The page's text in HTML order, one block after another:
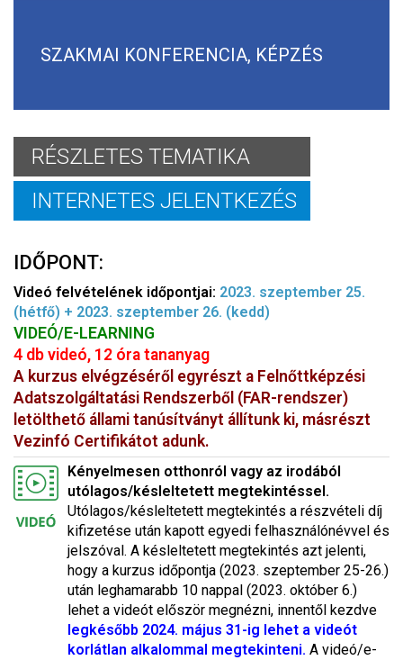
SZAKMAI KONFERENCIA, KÉPZÉS
RÉSZLETES TEMATIKA
INTERNETES JELENTKEZÉS
IDŐPONT:
Videó felvételének időpontjai: 2023. szeptember 25.
(hétfő) + 2023. szeptember 26. (kedd)
VIDEÓ/E-LEARNING
4 db videó, 12 óra tananyag
A kurzus elvégzéséről egyrészt a Felnőttképzési
Adatszolgáltatási Rendszerből (FAR-rendszer)
letölthető állami tanúsítványt állítunk ki, másrészt
Vezinfó Certifikátot adunk.
Kényelmesen otthonról vagy az irodából
utólagos/késleltetett megtekintéssel.
Utólagos/késleltetett megtekintés a részvételi díj
kifizetése után kapott egyedi felhasználónévvel és
jelszóval. A késleltetett megtekintés azt jelenti,
hogy a kurzus időpontja (2023. szeptember 25-26.)
után leghamarabb 10 nappal (2023. október 6.)
lehet a videót először megnézni, innentől kezdve
legkésőbb 2024. május 31-ig lehet a videót
korlátlan alkalommal megtekinteni. A videó/e-